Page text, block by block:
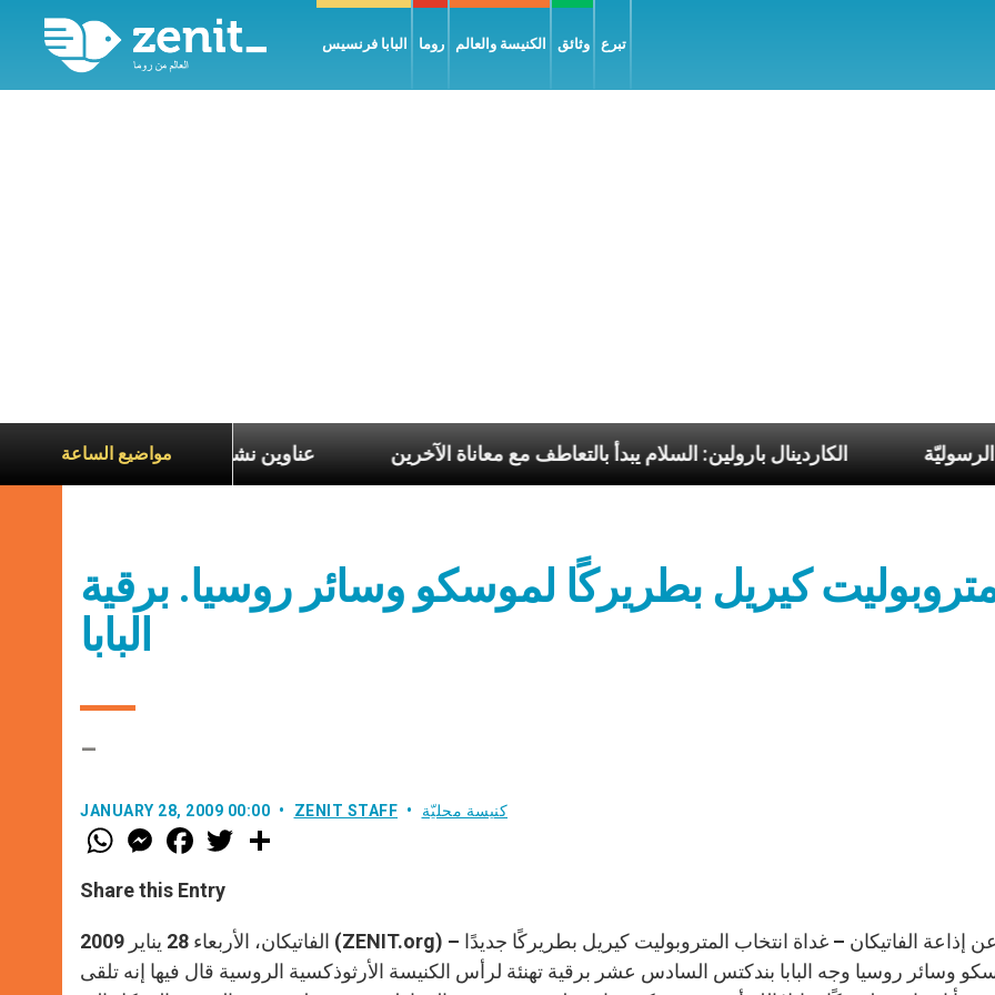
البابا فرنسيس روما الكنيسة والعالم وثائق تبرع
مواضيع الساعة
عناوين نشرة يوم الجمعة 7 آب 2026: السلام يُبنى بصبر يومًا بعد يوم الكاردينال بارولين: السلام يبدأ بالتعاطف مع معاناة الآخرين البابا الرسوليّة
كيريل بطريركًا لموسكو وسائر روسيا. برقية
البابا
–
JANUARY 28, 2009 00:00 ZENIT STAFF كنيسة محليّة
W
h
t
s
p
p
M
e
s
e
g
e
r
F
a
e
b
o
k
w
r
Share this Entry
الفاتيكان، الأربعاء 28 يناير 2009 (ZENIT.org) – عن إذاعة الفاتيكان – غداة انتخاب المتروبوليت كيريل بطريركًا جديدًا
وسائر روسيا وجه البابا بندكتس السادس عشر برقية تهنئة لرأس الكنيسة الأرثوذكسية الروسية قال فيها إنه تلقى